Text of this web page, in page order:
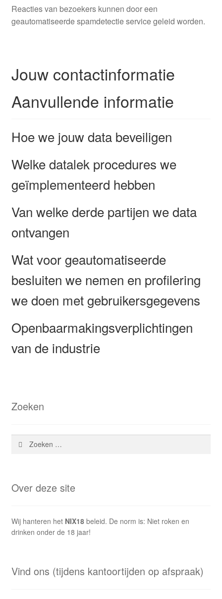
Reacties van bezoekers kunnen door een
geautomatiseerde spamdetectie service geleid worden.
Jouw contactinformatie
Aanvullende informatie
Hoe we jouw data beveiligen
Welke datalek procedures we
geïmplementeerd hebben
Van welke derde partijen we data
ontvangen
Wat voor geautomatiseerde
besluiten we nemen en profilering
we doen met gebruikersgegevens
Openbaarmakingsverplichtingen
van de industrie
Zoeken
Zoeken
naar:
Over deze site
Wij hanteren het NIX18 beleid. De norm is: Niet roken en
drinken onder de 18 jaar!
Vind ons (tijdens kantoortijden op afspraak)